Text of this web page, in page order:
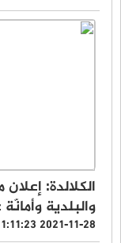
الكلالدة:
والبلدية
2021-11-28 11:11:23